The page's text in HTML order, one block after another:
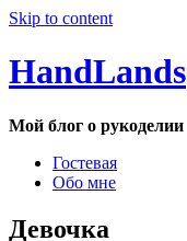
Skip to content
HandLands
Мой блог о рукоделии
Гостевая
Обо мне
Девочка